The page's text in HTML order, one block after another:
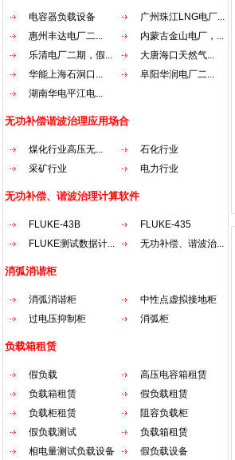
电容器负载设备
广州珠江LNG电厂...
惠州丰达电厂二...
内蒙古金山电厂，...
乐清电厂二期，假...
大唐海口天然气...
华能上海石洞口...
阜阳华润电厂二...
湖南华电平江电...
无功补偿谐波治理应用场合
煤化行业高压无...
石化行业
采矿行业
电力行业
无功补偿、谐波治理计算软件
FLUKE-43B
FLUKE-435
FLUKE测试数据计...
无功补偿、谐波治...
消弧消谐柜
消弧消谐柜
中性点虚拟接地柜
过电压抑制柜
消弧柜
负载箱租赁
假负载
高压电容箱租赁
负载箱租赁
假负载租赁
负载柜租赁
阻容负载柜
假负载测试
负载箱租赁
相电量测试负载设备
假负载设备